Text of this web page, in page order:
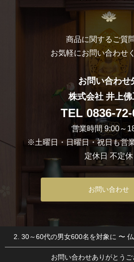
商品に関するご質
お気軽にお問い合わせ
お問い合わせ
株式会社 井上佛
TEL 0836-
営業時間 9:00～
※土曜日・日曜日・祝日も営
定休日 不定休
お問い合わせ
2. 30～60代の男女600名を対象に 〜
お問い合わせありがとうご